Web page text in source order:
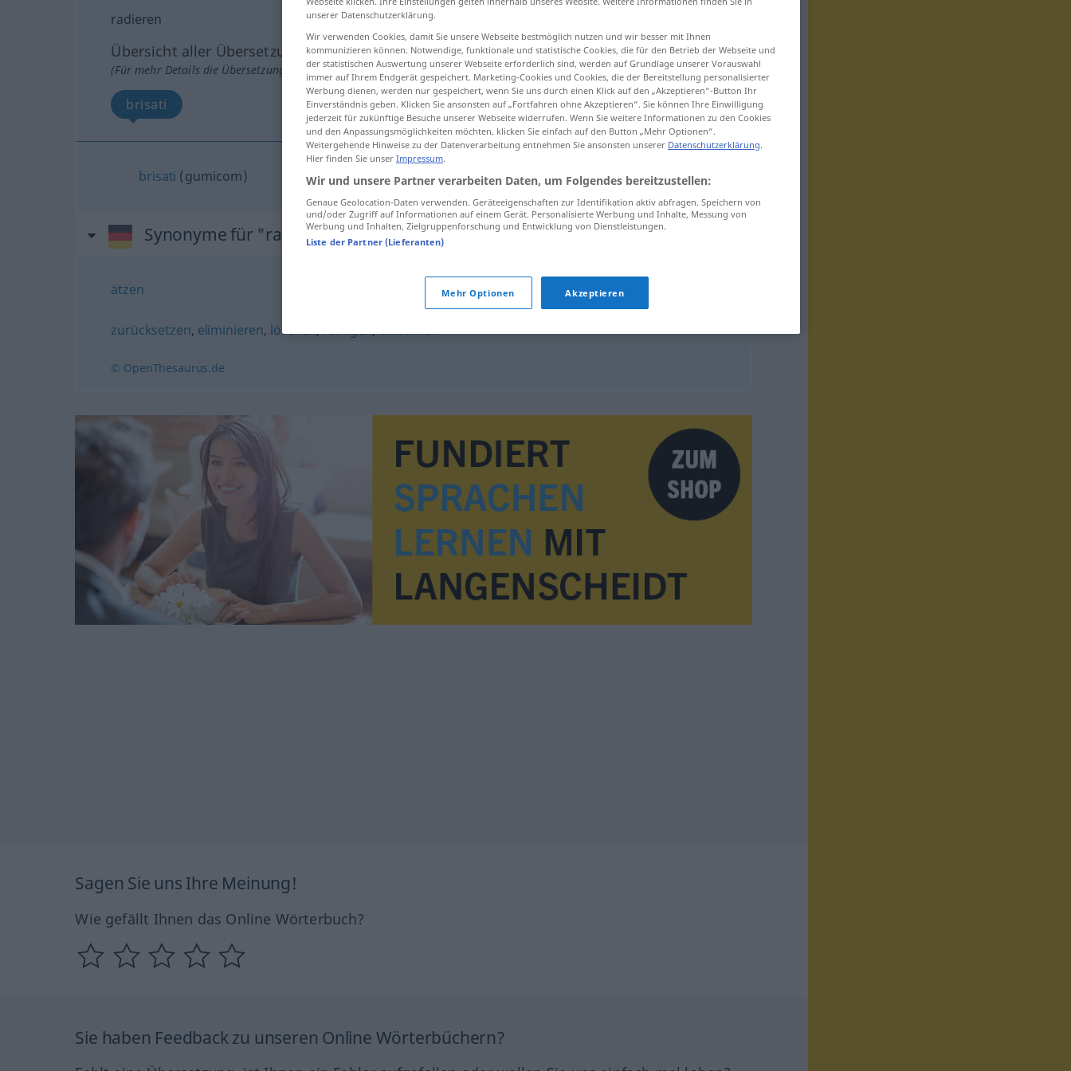
radieren
Übersicht aller Übersetzungen
(Für mehr Details die Übersetzung anklicken/antippen)
brisati
brisati (gumicom) radieren
Synonyme für "radieren"
ätzen
zurücksetzen, eliminieren, löschen,reinigen,entfernen
© OpenThesaurus.de
Sagen Sie uns Ihre Meinung!
Wie gefällt Ihnen das Online Wörterbuch?
Sie haben Feedback zu unseren Online Wörterbüchern?
unserer Datenschutzerklärung.
Wir verwenden Cookies, damit Sie unsere Webseite bestmöglich nutzen und wir besser mit Ihnen
kommunizieren können. Notwendige, funktionale und statistische Cookies, die für den Betrieb der Webseite und
der statistischen Auswertung unserer Webseite erforderlich sind, werden auf Grundlage unserer Vorauswahl
immer auf Ihrem Endgerät gespeichert. Marketing-Cookies und Cookies, die der Bereitstellung personalisierter
Werbung dienen, werden nur gespeichert, wenn Sie uns durch einen Klick auf den „Akzeptieren“-Button Ihr
Einverständnis geben. Klicken Sie ansonsten auf „Fortfahren ohne Akzeptieren“. Sie können Ihre Einwilligung
jederzeit für zukünftige Besuche unserer Webseite widerrufen. Wenn Sie weitere Informationen zu den Cookies
und den Anpassungsmöglichkeiten möchten, klicken Sie einfach auf den Button „Mehr Optionen“.
Weitergehende Hinweise zu der Datenverarbeitung entnehmen Sie ansonsten unserer Datenschutzerklärung.
Hier finden Sie unser Impressum.
Wir und unsere Partner verarbeiten Daten, um Folgendes bereitzustellen:
Genaue Geolocation-Daten verwenden. Geräteeigenschaften zur Identifikation aktiv abfragen. Speichern von
und/oder Zugriff auf Informationen auf einem Gerät. Personalisierte Werbung und Inhalte, Messung von
Werbung und Inhalten, Zielgruppenforschung und Entwicklung von Dienstleistungen.
Liste der Partner (Lieferanten)
Mehr Optionen Akzeptieren